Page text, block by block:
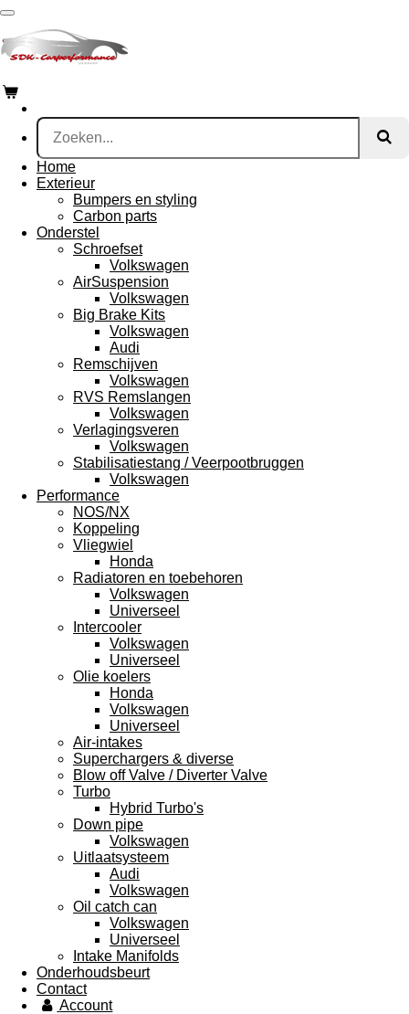
Ga
direct
naar
de
Home
Exterieur
Bumpers en styling
Carbon parts
Onderstel
Schroefset
Volkswagen
AirSuspension
Volkswagen
Big Brake Kits
Volkswagen
Audi
Remschijven
Volkswagen
RVS Remslangen
Volkswagen
Verlagingsveren
Volkswagen
Stabilisatiestang / Veerpootbruggen
Volkswagen
Performance
NOS/NX
Koppeling
Vliegwiel
Honda
Radiatoren en toebehoren
Volkswagen
Universeel
Intercooler
Volkswagen
Universeel
Olie koelers
Honda
Volkswagen
Universeel
Air-intakes
Superchargers & diverse
Blow off Valve / Diverter Valve
Turbo
Hybrid Turbo's
Down pipe
Volkswagen
Uitlaatsysteem
Audi
Volkswagen
Oil catch can
Volkswagen
Universeel
Intake Manifolds
Onderhoudsbeurt
Contact
Account